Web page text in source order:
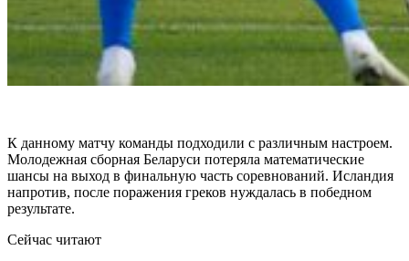
К данному матчу команды подходили с различным настроем.
Молодежная сборная Беларуси потеряла математические
шансы на выход в финальную часть соревнований. Исландия
напротив, после поражения греков нуждалась в победном
результате.
Сейчас читают